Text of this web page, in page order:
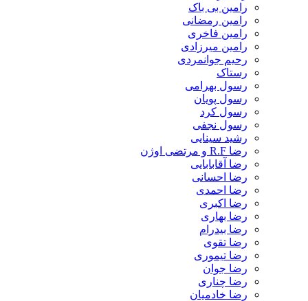
رامین بی باک
رامین رمضانی
رامین فاخری
رامین میرزادی
رحیم جوانمردی
رستاک
رسول بهرامی
رسول پویان
رسول کرد
رسول نجفی
رشید سینایی
رضا R.F و مرتضی اوژن
رضا آقابابایی
رضا احسانی
رضا احمدی
رضا اکبری
رضا بهاری
رضا بیدرام
رضا تقوی
رضا تیموری
رضا جوان
رضا چناری
رضا خادمیان